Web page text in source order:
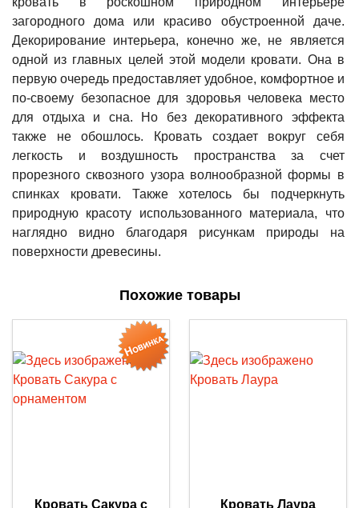
загородного дома или красиво обустроенной даче.
Декорирование интерьера, конечно же, не является
одной из главных целей этой модели кровати. Она в
первую очередь предоставляет удобное, комфортное и
по-своему безопасное для здоровья человека место
для отдыха и сна. Но без декоративного эффекта
также не обошлось. Кровать создает вокруг себя
легкость и воздушность пространства за счет
прорезного сквозного узора волнообразной формы в
спинках кровати. Также хотелось бы подчеркнуть
природную красоту использованного материала, что
наглядно видно благодаря рисункам природы на
поверхности древесины.
Похожие товары
Кровать Сакура с
Кровать Лаура